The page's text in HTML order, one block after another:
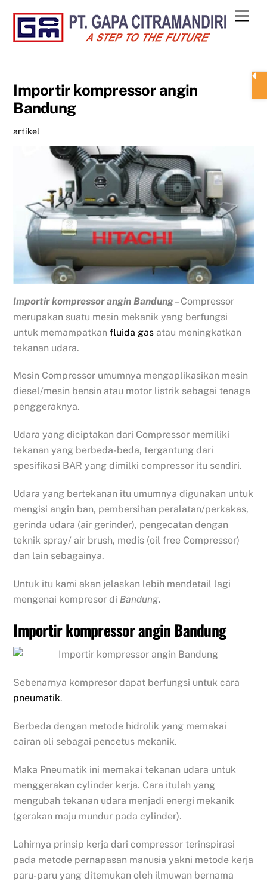
content
Importir kompressor angin
Bandung
artikel
Importir kompressor angin Bandung– Compressor
merupakan suatu mesin mekanik yang berfungsi
untuk memampatkanfluida gas atau meningkatkan
tekanan udara.
Mesin Compressor umumnya mengaplikasikan mesin
diesel/mesin bensin atau motor listrik sebagai tenaga
penggeraknya.
Udara yang diciptakan dari Compressor memiliki
tekanan yang berbeda-beda, tergantung dari
spesifikasi BAR yang dimilki compressor itu sendiri.
Udara yang bertekanan itu umumnya digunakan untuk
mengisi angin ban, pembersihan peralatan/perkakas,
gerinda udara (air gerinder), pengecatan dengan
teknik spray/ air brush, medis (oil free Compressor)
dan lain sebagainya.
Untuk itu kami akan jelaskan lebih mendetail lagi
mengenai kompresor di Bandung.
Importir kompressor angin Bandung
Sebenarnya kompresor dapat berfungsi untuk cara
pneumatik.
Berbeda dengan metode hidrolik yang memakai
cairan oli sebagai pencetus mekanik.
Maka Pneumatik ini memakai tekanan udara untuk
menggerakan cylinder kerja. Cara itulah yang
mengubah tekanan udara menjadi energi mekanik
(gerakan maju mundur pada cylinder).
Lahirnya prinsip kerja dari compressor terinspirasi
pada metode pernapasan manusia yakni metode kerja
paru-paru yang ditemukan oleh ilmuwan bernama